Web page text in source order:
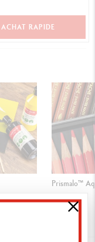
ACHAT RAPIDE
Prismalo™